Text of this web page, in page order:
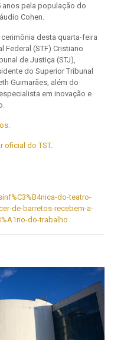
anos pela população do
Cohen.
desta quarta-feira
Federal (STF) Cristiano
de Justiça (STJ),
do Superior Tribunal
Guimarães, além do
em inovação e
oficial do TST.
do-teatro-
de-barretos-recebem-a-
do-trabalho